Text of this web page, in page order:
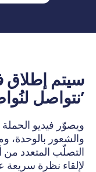
سيتم إطلاق
’نتواصل
ويصوّر فيديو
والشعور
التصلّب المتعدد من
لإلقاء نظرة سريعة